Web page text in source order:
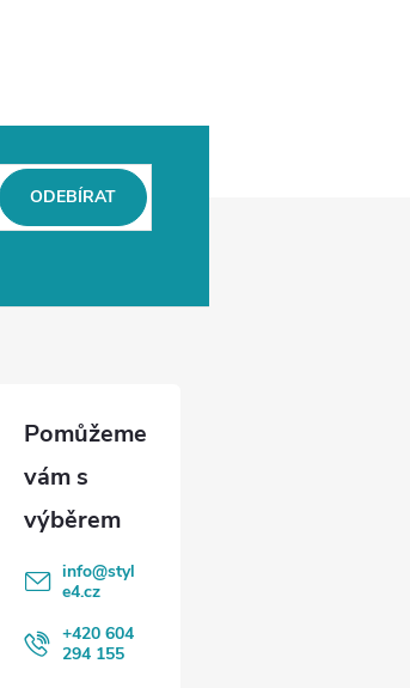
ODEBÍRAT
info@styl
e4.cz
+420 604
294 155